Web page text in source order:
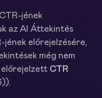
jének
az AI Áttekintés
jének előrejelzésére,
még nem
előrejelzett CTR